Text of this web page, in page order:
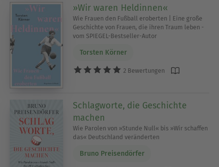
»Wir waren Heldinnen«
Wie Frauen den Fußball eroberten | Eine große
Geschichte von Frauen, die ihren Traum leben -
vom SPIEGEL-Bestseller-Autor
Torsten Körner
2 Bewertungen
Schlagworte, die Geschichte
machen
Wie Parolen von »Stunde Null« bis »Wir schaffen
das« Deutschland veränderten
Bruno Preisendörfer